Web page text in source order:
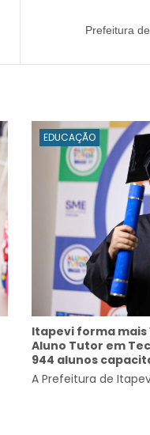
Prefeitura
EDUCAÇÃO
Itapevi forma mais
Aluno Tutor em
944 alunos
A Prefeitura de